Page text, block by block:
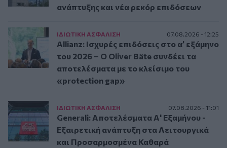
ανάπτυξης και νέα ρεκόρ επιδόσεων
ΙΔΙΩΤΙΚΗ ΑΣΦAΛΙΣΗ 07.08.2026 - 12:25
Allianz: Ισχυρές επιδόσεις στο α’ εξάμηνο
του 2026 – Ο Oliver Bäte συνδέει τα
αποτελέσματα με το κλείσιμο του
«protection gap»
ΙΔΙΩΤΙΚΗ ΑΣΦAΛΙΣΗ 07.08.2026 - 11:01
Generali: Αποτελέσματα Α' Εξαμήνου -
Εξαιρετική ανάπτυξη στα Λειτουργικά
και Προσαρμοσμένα Καθαρά